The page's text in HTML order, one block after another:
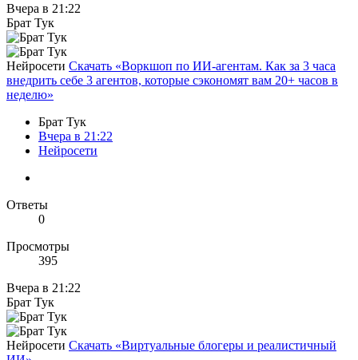
Вчера в 21:22
Брат Тук
Нейросети Скачать «Воркшоп по ИИ-агентам. Как за 3 часа
внедрить себе 3 агентов, которые сэкономят вам 20+ часов в
неделю»
Брат Тук
Вчера в 21:22
Нейросети
Ответы
0
Просмотры
395
Вчера в 21:22
Брат Тук
Нейросети Скачать «Виртуальные блогеры и реалистичный